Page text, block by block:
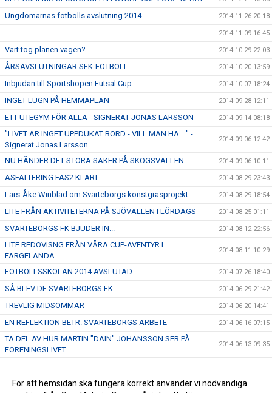
Ungdomarnas fotbolls avslutning 2014 2014-11-26 20:18
2014-11-09 16:45
Vart tog planen vägen? 2014-10-29 22:03
ÅRSAVSLUTNINGAR SFK-FOTBOLL 2014-10-20 13:59
Inbjudan till Sportshopen Futsal Cup 2014-10-07 18:24
INGET LUGN PÅ HEMMAPLAN 2014-09-28 12:11
ETT UTEGYM FÖR ALLA - SIGNERAT JONAS LARSSON 2014-09-14 08:18
”LIVET ÄR INGET UPPDUKAT BORD - VILL MAN HA ..." -
Signerat Jonas Larsson
2014-09-06 12:42
NU HÄNDER DET STORA SAKER PÅ SKOGSVALLEN... 2014-09-06 10:11
ASFALTERING FAS2 KLART 2014-08-29 23:43
Lars-Åke Winblad om Svarteborgs konstgräsprojekt 2014-08-29 18:54
LITE FRÅN AKTIVITETERNA PÅ SJÖVALLEN I LÖRDAGS 2014-08-25 01:11
SVARTEBORGS FK BJUDER IN... 2014-08-12 22:56
LITE REDOVISNG FRÅN VÅRA CUP-ÄVENTYR I
FÄRGELANDA
2014-08-11 10:29
FOTBOLLSSKOLAN 2014 AVSLUTAD 2014-07-26 18:40
SÅ BLEV DE SVARTEBORGS FK 2014-06-29 21:42
TREVLIG MIDSOMMAR 2014-06-20 14:41
EN REFLEKTION BETR. SVARTEBORGS ARBETE 2014-06-16 07:15
TA DEL AV HUR MARTIN "DAIN" JOHANSSON SER PÅ
FÖRENINGSLIVET
2014-06-13 09:35
HÅLL UTKIK! 2014-06-06 21:40
För att hemsidan ska fungera korrekt använder vi nödvändiga